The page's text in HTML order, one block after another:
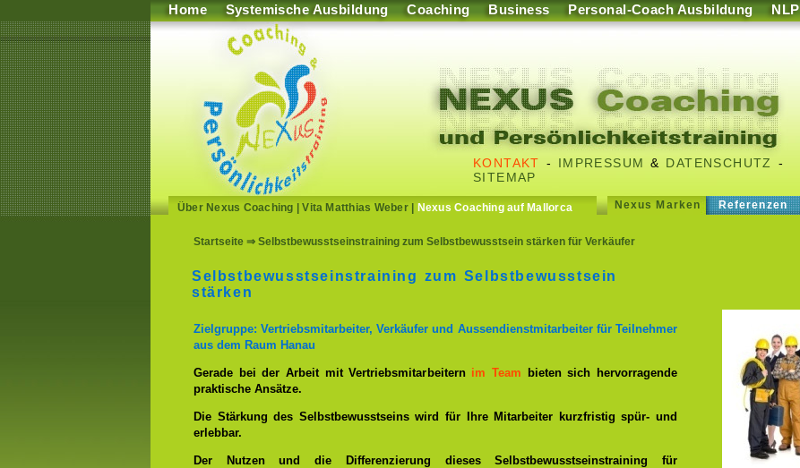
Home Systemische Ausbildung Coaching Business Personal-Coach Ausbildung NLP
KONTAKT - IMPRESSUM & DATENSCHUTZ
-
SITEMAP
Über Nexus Coaching |Vita Matthias Weber| Nexus Coaching auf Mallorca Nexus Marken Referenzen
Startseite ⇒ Selbstbewusstseinstraining zum Selbstbewusstsein stärken für Verkäufer
Selbstbewusstseinstraining zum Selbstbewusstsein
stärken
Zielgruppe: Vertriebsmitarbeiter, Verkäufer und Aussendienstmitarbeiter für Teilnehmer
aus dem Raum Hanau
Gerade bei der Arbeit mit Vertriebsmitarbeitern im Team bieten sich hervorragende
praktische Ansätze.
Die Stärkung des Selbstbewusstseins wird für Ihre Mitarbeiter kurzfristig spür- und
erlebbar.
Der Nutzen und die Differenzierung dieses Selbstbewusstseinstraining für